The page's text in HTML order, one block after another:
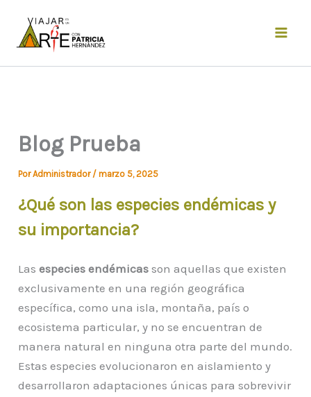
contenido
Blog Prueba
PorAdministrador /marzo 5, 2025
¿Qué son las especies endémicas y
su importancia?
Lasespecies endémicas son aquellas que existen
exclusivamente en una región geográfica
específica, como una isla, montaña, país o
ecosistema particular, y no se encuentran de
manera natural en ninguna otra parte del mundo.
Estas especies evolucionaron en aislamiento y
desarrollaron adaptaciones únicas para sobrevivir